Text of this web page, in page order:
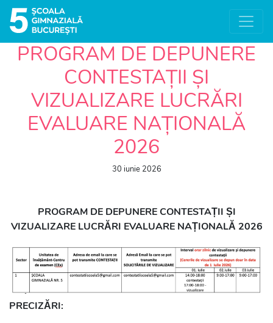
PROGRAM DE DEPUNERE
CONTESTAȚII ȘI
VIZUALIZARE LUCRĂRI
EVALUARE NAȚIONALĂ
2026
30 iunie 2026
PROGRAM DE DEPUNERE CONTESTAȚII ȘI
VIZUALIZARE LUCRĂRI EVALUARE NAȚIONALĂ 2026
PRECIZĂRI: